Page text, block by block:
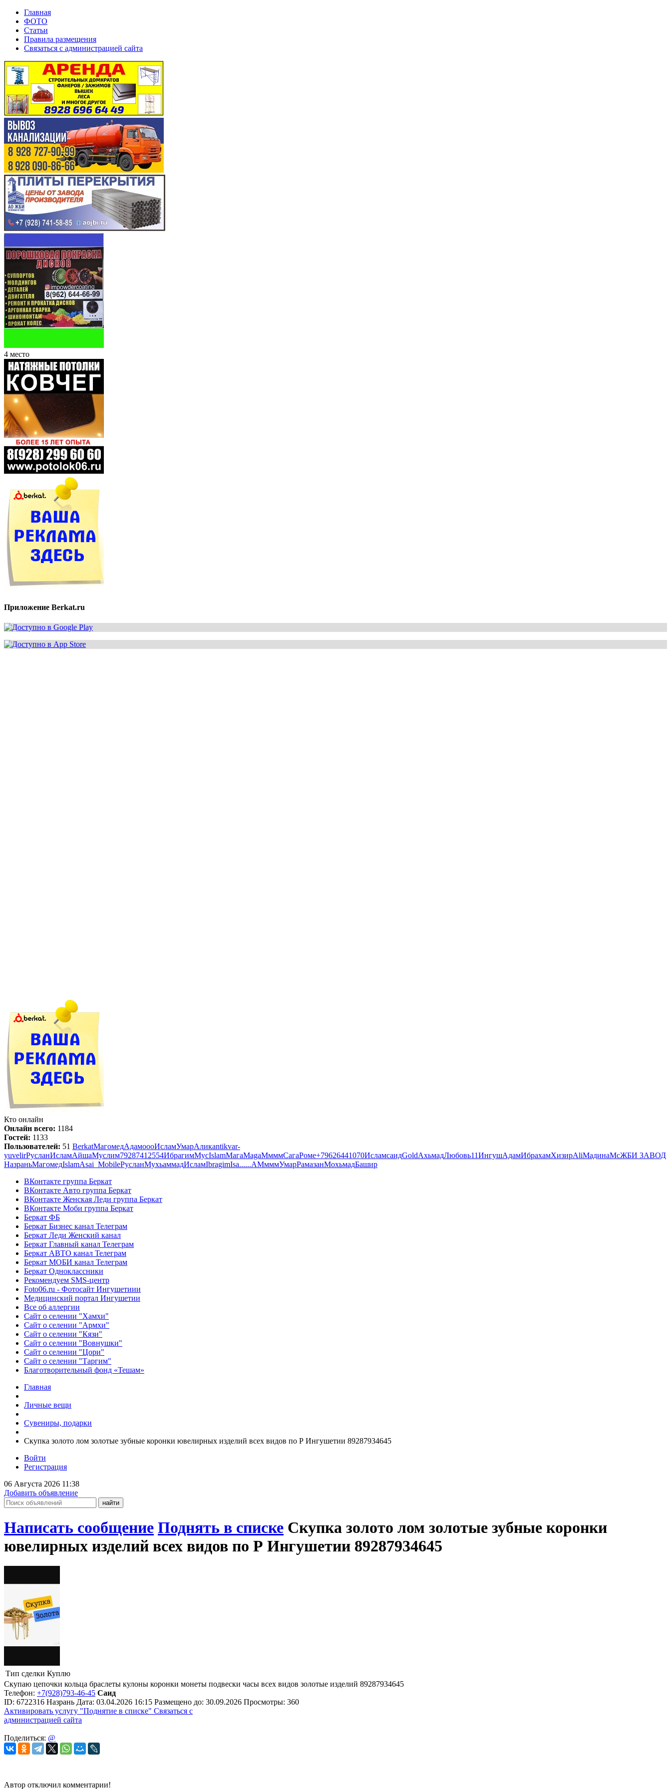
Главная
ФОТО
Статьи
Правила размещения
Связаться с администрацией сайта
4 место
Приложение Berkat.ru
Кто онлайн
Онлайн всего: 1184
Гостей: 1133
Пользователей: 51 BerkatМагомедАдамоооИсламУмарАликantikvar-
yuvelirРусланИсламАйшаМуслим79287412554ИбрагимМусIslamМагаMagaМмммСагаРоме+79626441070ИсламсаидGoldАхьмадЛюбовь11ИнгушАдамИбрахамХизирAliМадинаМсЖБИ ЗАВОД
НазраньМагомедIslamAsai_MobileРусланМухьаммадИсламIbragimIsa......АМмммУмарРамазанМохьмадБашир
ВКонтакте группа Беркат
ВКонтакте Авто группа Беркат
ВКонтакте Женская Леди группа Беркат
ВКонтакте Моби группа Беркат
Беркат ФБ
Беркат Бизнес канал Телеграм
Беркат Леди Женский канал
Беркат Главный канал Телеграм
Беркат АВТО канал Телеграм
Беркат МОБИ канал Телеграм
Беркат Одноклассники
Рекомендуем SMS-центр
Foto06.ru - Фотосайт Ингушетиии
Медицинский портал Ингушетии
Все об аллергии
Сайт о селении "Хамхи"
Сайт о селении "Армхи"
Сайт о селении "Кязи"
Сайт о селении "Вовнушки"
Сайт о селении "Цори"
Сайт о селении "Таргим"
Благотворительный фонд «Тешам»
Главная
Личные вещи
Сувениры, подарки
Скупка золото лом золотые зубные коронки ювелирных изделий всех видов по Р Ингушетии 89287934645
Войти
Регистрация
06 Августа 2026 11:38
Добавить объявление
Написать сообщение Поднять в списке Скупка золото лом золотые зубные коронки
ювелирных изделий всех видов по Р Ингушетии 89287934645
Тип сделки Куплю
Скупаю цепочки кольца браслеты кулоны коронки монеты подвески часы всех видов золотые изделий 89287934645
Телефон: +7(928)793-46-45 Саид
ID: 6722316 Назрань Дата: 03.04.2026 16:15 Размещено до: 30.09.2026 Просмотры: 360
Активировать услугу "Поднятие в списке" Связаться с
администрацией сайта
Поделиться: @
Автор отключил комментарии!